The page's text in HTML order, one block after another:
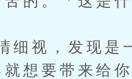
视，发现是
想要带来给